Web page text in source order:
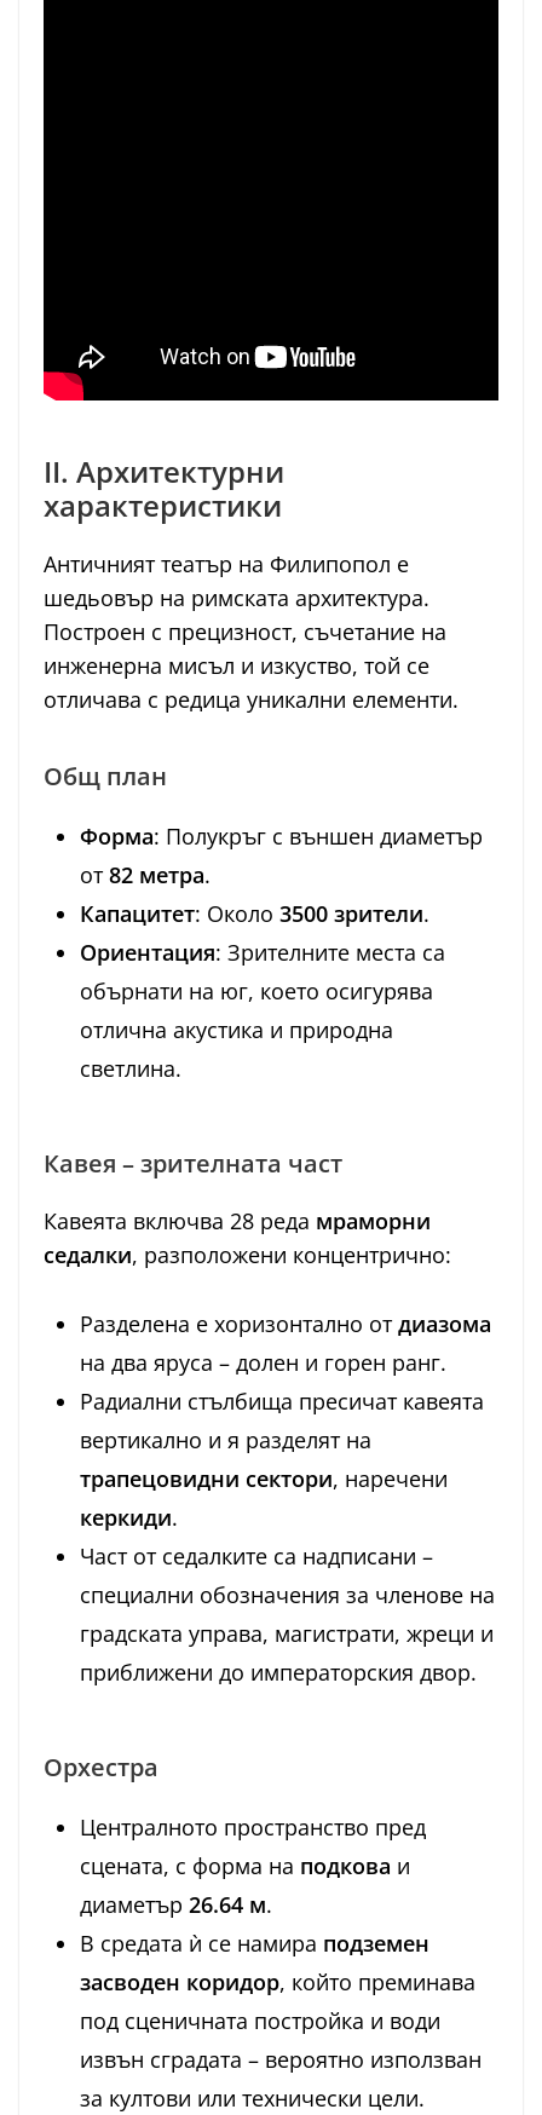
II. Архитектурни
характеристики
Античният театър на Филипопол е
шедьовър на римската архитектура.
Построен с прецизност, съчетание на
инженерна мисъл и изкуство, той се
отличава с редица уникални елементи.
Общ план
Форма: Полукръг с външен диаметър
от82 метра.
Капацитет: Около 3500 зрители.
Ориентация: Зрителните места са
обърнати на юг, което осигурява
отлична акустика и природна
светлина.
Кавея – зрителната част
Кавеята включва 28 реда мраморни
седалки, разположени концентрично:
Разделена е хоризонтално отдиазома
на два яруса – долен и горен ранг.
Радиални стълбища пресичат кавеята
вертикално и я разделят на
трапецовидни сектори, наречени
керкиди.
Част от седалките са надписани –
специални обозначения за членове на
градската управа, магистрати, жреци и
приближени до императорския двор.
Орхестра
Централното пространство пред
сцената, с форма на подкова и
диаметър 26.64 м.
В средата ѝ се намира подземен
засводен коридор, който преминава
под сценичната постройка и води
извън сградата – вероятно използван
за култови или технически цели.